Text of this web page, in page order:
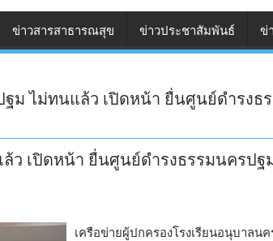
ข่าวสารสาธารณสุข ข่าวประชาสัมพันธ์ ข่
ม ไม่ทนแล้ว เปิดหน้า ยื่นศูนย์ดำรงธ
ว เปิดหน้า ยื่นศูนย์ดำรงธรรมนครปฐ
เครือข่ายผู้ปกครองโรงเรียนอนุบาลน